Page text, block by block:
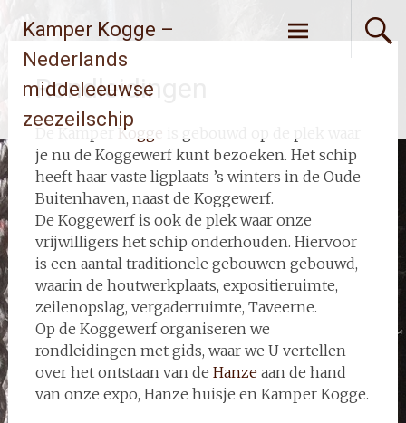
naarKamper Kogge –
Nederlands
middeleeuwse
zeezeilschip
Rondleidingen
Kogge
je nu de Koggewerf kunt bezoeken. Het schip
heeft haar vaste ligplaats ’s winters in de Oude
Buitenhaven, naast de Koggewerf.
De Koggewerf is ook de plek waar onze
vrijwilligers het schip onderhouden. Hiervoor
is een aantal traditionele gebouwen gebouwd,
waarin de houtwerkplaats, expositieruimte,
zeilenopslag, vergaderruimte, Taveerne.
Op de Koggewerf organiseren we
rondleidingen met gids, waar we U vertellen
over het ontstaan van de Hanzeaan de hand
van onze expo, Hanze huisje en Kamper Kogge.